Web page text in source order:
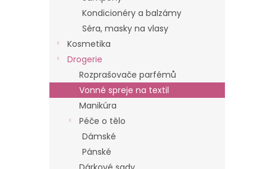
Kondicionéry a balzámy
Séra, masky na vlasy
Kosmetika
Drogerie
Rozprašovače parfémů
Vonné spreje na textil
Manikúra
Péče o tělo
Dámské
Pánské